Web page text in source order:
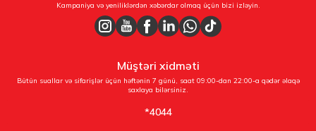
Kampaniya və yeniliklərdən xəbərdar olmaq üçün bizi izləyin.
Müştəri xidməti
Bütün suallar və sifarişlər üçün həftənin 7 günü, saat 09:00-dan 22:00-a qədər əlaqə
saxlaya bilərsiniz.
*4044